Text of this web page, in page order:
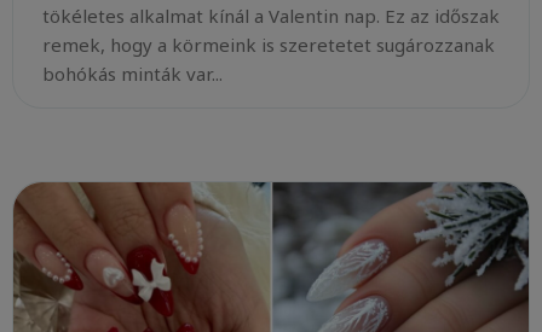
tökéletes alkalmat kínál a Valentin nap. Ez az időszak
remek, hogy a körmeink is szeretetet sugározzanak
bohókás minták var...